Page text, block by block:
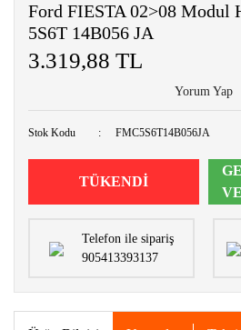
Ford FIESTA 02>08 Modul
5S6T 14B056 JA
3.319,88 TL
Yorum Yap
Stok Kodu FMC5S6T14B056JA
TÜKENDİ
Telefon ile sipariş
905413393137